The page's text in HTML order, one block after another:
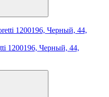
1200196, Черный, 44,